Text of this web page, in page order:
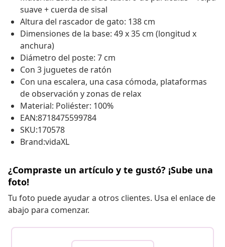
suave + cuerda de sisal
Altura del rascador de gato: 138 cm
Dimensiones de la base: 49 x 35 cm (longitud x
anchura)
Diámetro del poste: 7 cm
Con 3 juguetes de ratón
Con una escalera, una casa cómoda, plataformas
de observación y zonas de relax
Material: Poliéster: 100%
EAN:8718475599784
SKU:170578
Brand:vidaXL
¿Compraste un artículo y te gustó? ¡Sube una
foto!
Tu foto puede ayudar a otros clientes. Usa el enlace de
abajo para comenzar.